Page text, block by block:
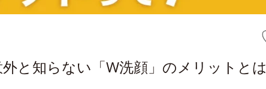
外と知らない「W洗顔」のメリットとは